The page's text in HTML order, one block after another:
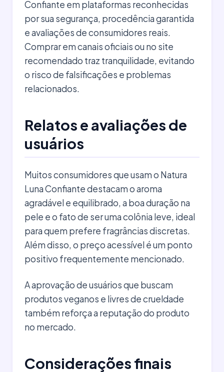
Confiante em plataformas reconhecidas
por sua segurança, procedência garantida
e avaliações de consumidores reais.
Comprar em canais oficiais ou no site
recomendado traz tranquilidade, evitando
o risco de falsificações e problemas
relacionados.
Relatos e avaliações de
usuários
Muitos consumidores que usam o Natura
Luna Confiante destacam o aroma
agradável e equilibrado, a boa duração na
pele e o fato de ser uma colônia leve, ideal
para quem prefere fragrâncias discretas.
Além disso, o preço acessível é um ponto
positivo frequentemente mencionado.
A aprovação de usuários que buscam
produtos veganos e livres de crueldade
também reforça a reputação do produto
no mercado.
Considerações finais